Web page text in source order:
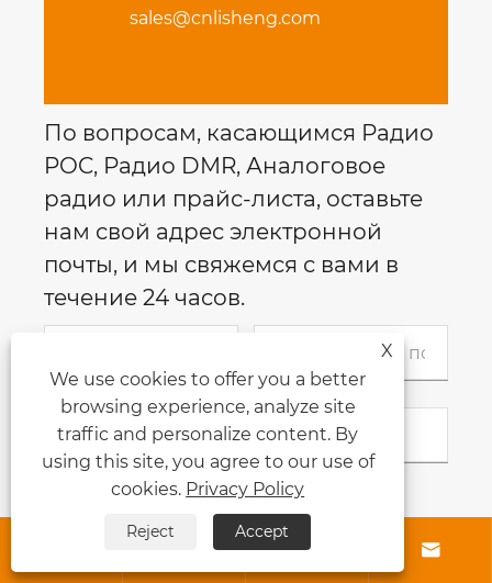
sales@cnlisheng.com
По вопросам, касающимся Радио
POC, Радио DMR, Аналоговое
радио или прайс-листа, оставьте
нам свой адрес электронной
почты, и мы свяжемся с вами в
течение 24 часов.
 
X
We use cookies to offer you a better
browsing experience, analyze site
traffic and personalize content. By
using this site, you agree to our use of
cookies. Privacy Policy
Reject Accept